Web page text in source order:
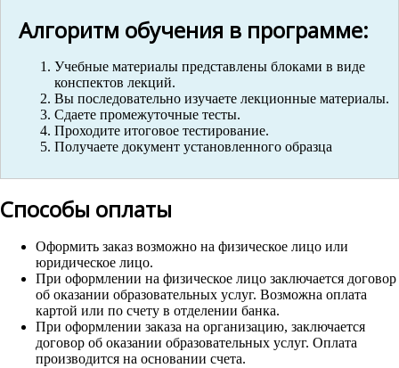
Алгоритм обучения в программе:
Учебные материалы представлены блоками в виде
конспектов лекций.
Вы последовательно изучаете лекционные материалы.
Сдаете промежуточные тесты.
Проходите итоговое тестирование.
Получаете документ установленного образца
Способы оплаты
Оформить заказ возможно на физическое лицо или
юридическое лицо.
При оформлении на физическое лицо заключается договор
об оказании образовательных услуг. Возможна оплата
картой или по счету в отделении банка.
При оформлении заказа на организацию, заключается
договор об оказании образовательных услуг. Оплата
производится на основании счета.